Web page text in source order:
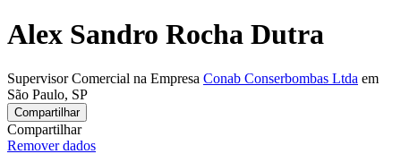
Alex Sandro Rocha Dutra
Supervisor Comercial na Empresa Conab Conserbombas Ltda em
São Paulo, SP
Compartilhar
Compartilhar
Remover dados